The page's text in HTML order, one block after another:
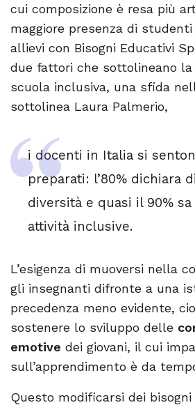
cui composizione è resa più
maggiore presenza di
allievi con Bisogni Educativi
due fattori che sottolineano
scuola inclusiva, una sfida
sottolinea Laura Palmerio,
i docenti in Italia si
preparati: l’80% dichiara
diversità e quasi il 90%
attività inclusive.
L’esigenza di muoversi nella
gli insegnanti difronte a una
precedenza meno evidente,
sostenere lo sviluppo delle
emotive dei giovani, il cui
sull’apprendimento è da
Questo modificarsi dei